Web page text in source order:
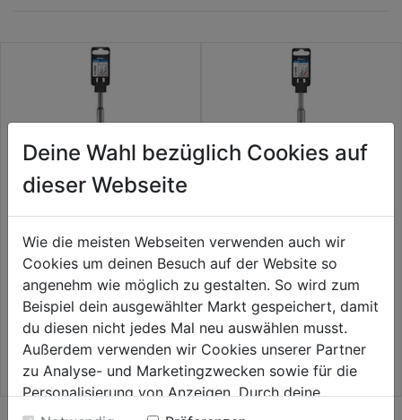
Meißel SDS-plus Flach
250x20mm
0.0 (0)
0.0
von
Sternen.
23,59€
Meißel SDS-plus Breit
250x40mm
0.0 (0)
0.0
von
5
Sternen.
31,59€
Deine Wahl bezüglich Cookies auf
dieser Webseite
Wie die meisten Webseiten verwenden auch wir
Cookies um deinen Besuch auf der Website so
angenehm wie möglich zu gestalten. So wird zum
Beispiel dein ausgewählter Markt gespeichert, damit
du diesen nicht jedes Mal neu auswählen musst.
Außerdem verwenden wir Cookies unserer Partner
zu Analyse- und Marketingzwecken sowie für die
Personalisierung von Anzeigen. Durch deine
Einwilligung werden die Daten von Drittanbieter,